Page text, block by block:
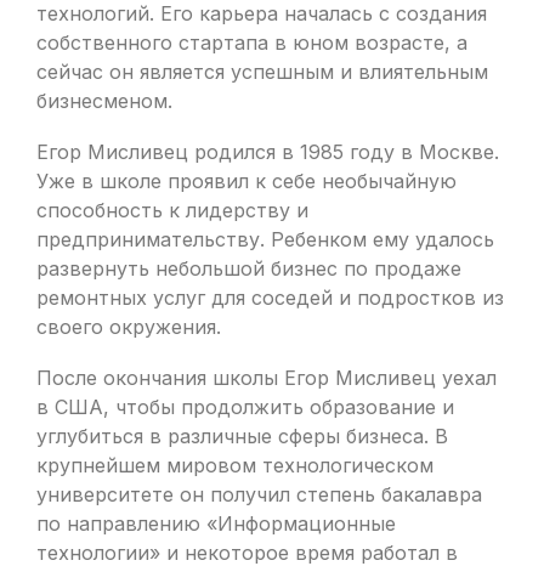
технологий. Его карьера началась с создания
собственного стартапа в юном возрасте, а
сейчас он является успешным и влиятельным
бизнесменом.
Егор Мисливец родился в 1985 году в Москве.
Уже в школе проявил к себе необычайную
способность к лидерству и
предпринимательству. Ребенком ему удалось
развернуть небольшой бизнес по продаже
ремонтных услуг для соседей и подростков из
своего окружения.
После окончания школы Егор Мисливец уехал
в США, чтобы продолжить образование и
углубиться в различные сферы бизнеса. В
крупнейшем мировом технологическом
университете он получил степень бакалавра
по направлению «Информационные
технологии» и некоторое время работал в